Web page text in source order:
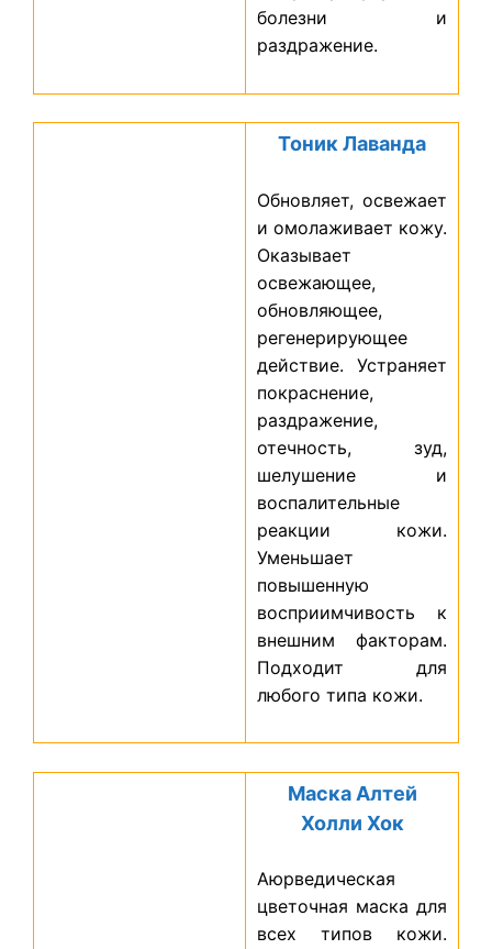
болезни и
раздражение.
ТоникЛаванда
Обновляет, освежает
и омолаживает кожу.
Оказывает
освежающее,
обновляющее,
регенерирующее
действие. Устраняет
покраснение,
раздражение,
отечность, зуд,
шелушение и
воспалительные
реакции кожи.
Уменьшает
повышенную
восприимчивость к
внешним факторам.
Подходит для
любого типа кожи.
Маска Алтей
Холли Хок
Аюрведическая
цветочная маска для
всех типов кожи.